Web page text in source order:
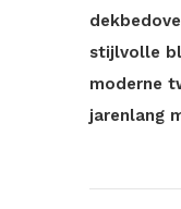
stijlvolle
moderne
jarenlang